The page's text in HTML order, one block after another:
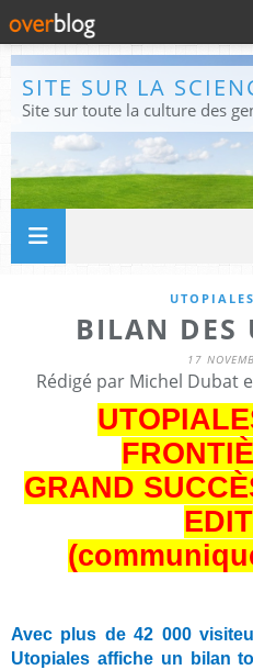
BILAN DES
17
Rédigé par Michel Dubat
GRAND
Avec plus de 42 000
Utopiales affiche un bilan